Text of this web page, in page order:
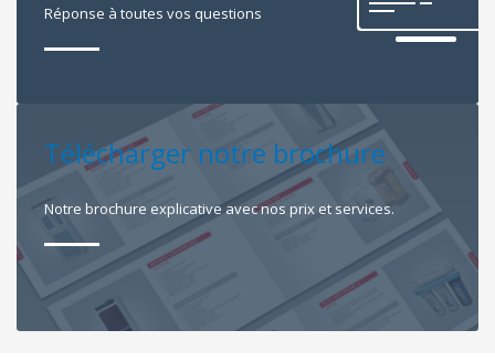
Réponse à toutes vos questions
Télécharger notre brochure
Notre brochure explicative avec nos prix et services.